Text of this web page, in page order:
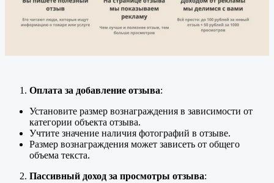
Оплата за добавление отзыва:
Установите размер вознаграждения в зависимости от
категории объекта отзыва.
Учтите значение наличия фотографий в отзыве.
Размер вознаграждения может зависеть от общего
объема текста.
Пассивный доход за просмотры отзыва: